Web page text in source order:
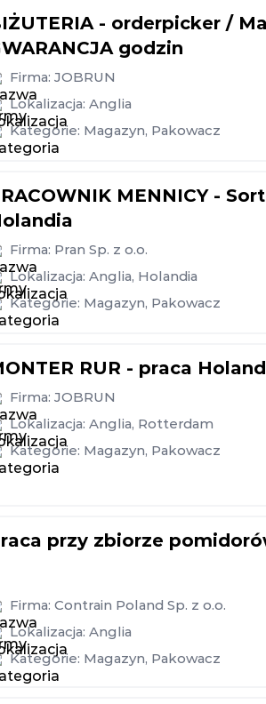
- orderpicker /
godzin
Firma: JOBRUN
Lokalizacja: Anglia
Kategorie: Magazyn, Pakowacz
MENNICY -
Firma: Pran Sp. z o.o.
Lokalizacja: Anglia, Holandia
Kategorie: Magazyn, Pakowacz
RUR - praca
Firma: JOBRUN
Lokalizacja: Anglia, Rotterdam
Kategorie: Magazyn, Pakowacz
przy zbiorze
Firma: Contrain Poland Sp. z o.o.
Lokalizacja: Anglia
Kategorie: Magazyn, Pakowacz